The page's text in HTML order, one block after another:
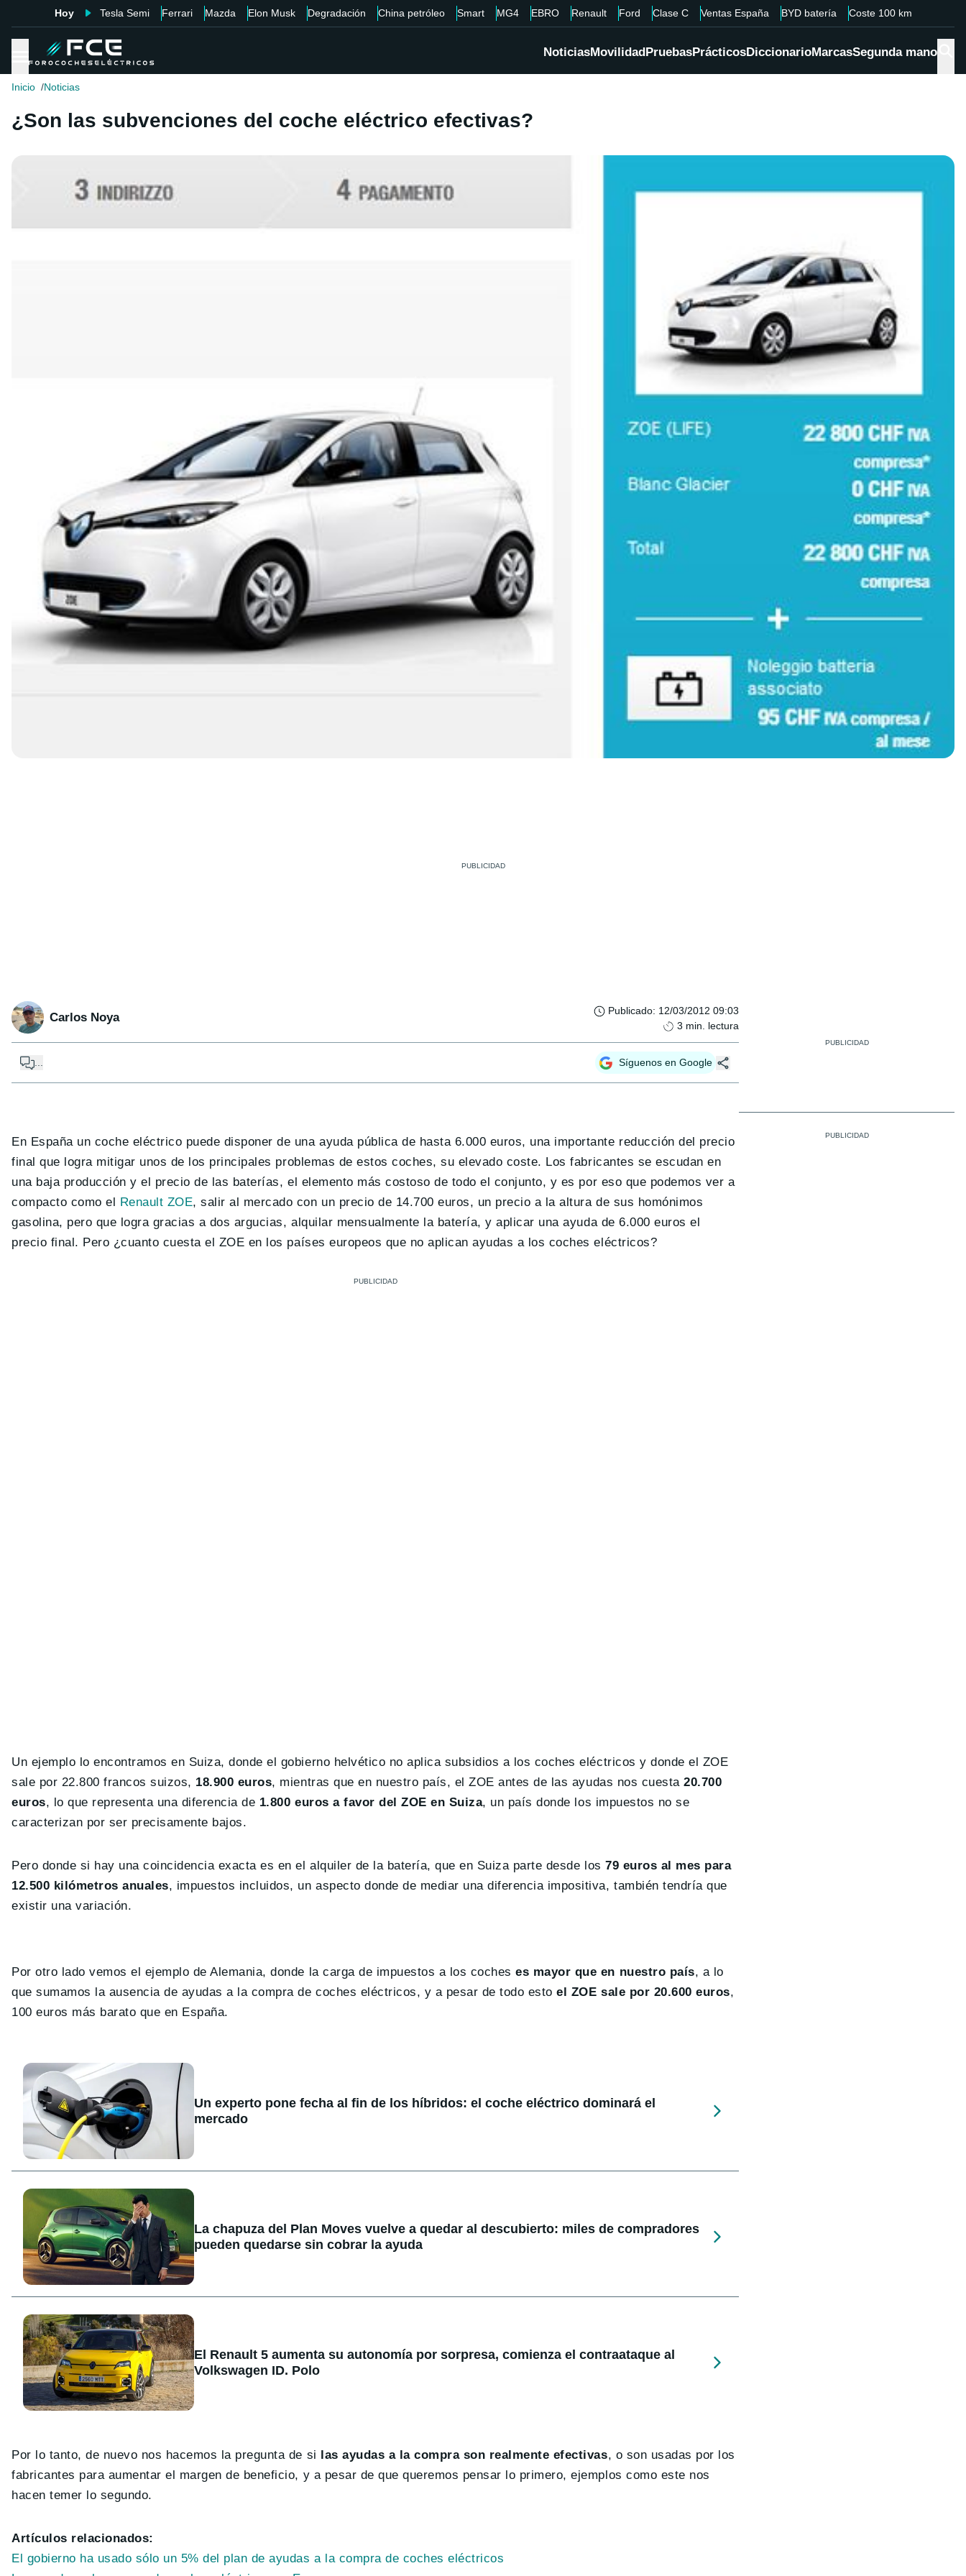
Hoy Tesla Semi Ferrari Mazda Elon Musk Degradación China petróleo Smart MG4 EBRO Renault Ford Clase C Ventas España BYD batería Coste 100 km
NoticiasMovilidadPruebasPrácticosDiccionarioMarcasSegunda mano
Inicio Noticias
¿Son las subvenciones del coche eléctrico efectivas?
Carlos Noya Publicado: 12/03/2012 09:03
3 min. lectura
... Síguenos en Google
En España un coche eléctrico puede disponer de una ayuda pública de hasta 6.000 euros, una importante reducción del precio
final que logra mitigar unos de los principales problemas de estos coches, su elevado coste. Los fabricantes se escudan en
una baja producción y el precio de las baterías, el elemento más costoso de todo el conjunto, y es por eso que podemos ver a
compacto como el
Renault ZOE, salir al mercado con un precio de 14.700 euros, un precio a la altura de sus homónimos
gasolina, pero que logra gracias a dos argucias, alquilar mensualmente la batería, y aplicar una ayuda de 6.000 euros el
precio final. Pero ¿cuanto cuesta el ZOE en los países europeos que no aplican ayudas a los coches eléctricos?
Un ejemplo lo encontramos en Suiza, donde el gobierno helvético no aplica subsidios a los coches eléctricos y donde el ZOE
sale por 22.800 francos suizos, 18.900 euros, mientras que en nuestro país, el ZOE antes de las ayudas nos cuesta20.700
euros, lo que representa una diferencia de 1.800 euros a favor del ZOE en Suiza, un país donde los impuestos no se
caracterizan por ser precisamente bajos.
Pero donde si hay una coincidencia exacta es en el alquiler de la batería, que en Suiza parte desde los79 euros al mes para
12.500 kilómetros anuales, impuestos incluidos, un aspecto donde de mediar una diferencia impositiva, también tendría que
existir una variación.
Por otro lado vemos el ejemplo de Alemania, donde la carga de impuestos a los cocheses mayor que en nuestro país, a lo
que sumamos la ausencia de ayudas a la compra de coches eléctricos, y a pesar de todo estoel ZOE sale por 20.600 euros,
100 euros más barato que en España.
Un experto pone fecha al fin de los híbridos: el coche eléctrico dominará el
mercado
La chapuza del Plan Moves vuelve a quedar al descubierto: miles de compradores
pueden quedarse sin cobrar la ayuda
El Renault 5 aumenta su autonomía por sorpresa, comienza el contraataque al
Volkswagen ID. Polo
Por lo tanto, de nuevo nos hacemos la pregunta de si las ayudas a la compra son realmente efectivas, o son usadas por los
fabricantes para aumentar el margen de beneficio, y a pesar de que queremos pensar lo primero, ejemplos como este nos
hacen temer lo segundo.
Artículos relacionados:
El gobierno ha usado sólo un 5% del plan de ayudas a la compra de coches eléctricos